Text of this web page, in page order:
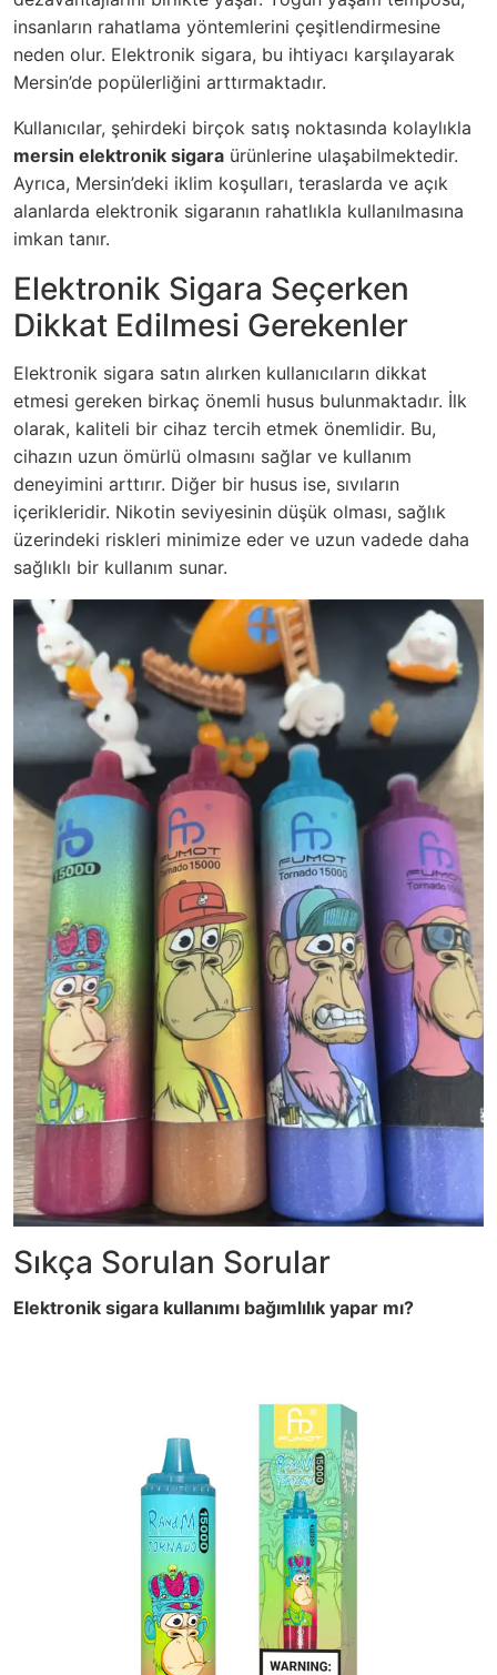
insanların rahatlama yöntemlerini çeşitlendirmesine
neden olur. Elektronik sigara, bu ihtiyacı karşılayarak
Mersin’de popülerliğini arttırmaktadır.
Kullanıcılar, şehirdeki birçok satış noktasında kolaylıkla
mersin elektronik sigara ürünlerine ulaşabilmektedir.
Ayrıca, Mersin’deki iklim koşulları, teraslarda ve açık
alanlarda elektronik sigaranın rahatlıkla kullanılmasına
imkan tanır.
Elektronik Sigara Seçerken
Dikkat Edilmesi Gerekenler
Elektronik sigara satın alırken kullanıcıların dikkat
etmesi gereken birkaç önemli husus bulunmaktadır. İlk
olarak, kaliteli bir cihaz tercih etmek önemlidir. Bu,
cihazın uzun ömürlü olmasını sağlar ve kullanım
deneyimini arttırır. Diğer bir husus ise, sıvıların
içerikleridir. Nikotin seviyesinin düşük olması, sağlık
üzerindeki riskleri minimize eder ve uzun vadede daha
sağlıklı bir kullanım sunar.
Sıkça Sorulan Sorular
Elektronik sigara kullanımı bağımlılık yapar mı?